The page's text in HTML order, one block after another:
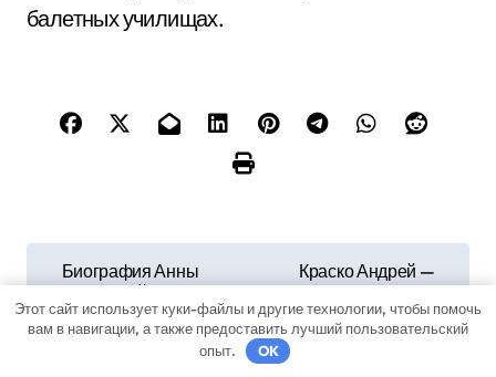
балетных училищах.
а
Биография Анны
Снаткиной —
интересные факты и
достижения
российской певицы и
Краско Андрей —
биография, личная
жизнь, интересные
факты и достижения
Этот сайт использует куки-файлы и другие технологии, чтобы помочь
вам в навигации, а также предоставить лучший пользовательский
опыт.
OK